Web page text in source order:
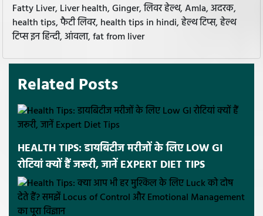
Fatty Liver, Liver health, Ginger, लिवर हेल्थ, Amla, अदरक,
health tips, फैटी लिवर, health tips in hindi, हेल्थ टिप्स, हेल्थ
टिप्स इन हिन्दी, आंवला, fat from liver
Related Posts
HEALTH TIPS: डायबिटीज मरीजों के लिए LOW GI
रोटियां क्यों हैं जरूरी, जानें EXPERT DIET TIPS